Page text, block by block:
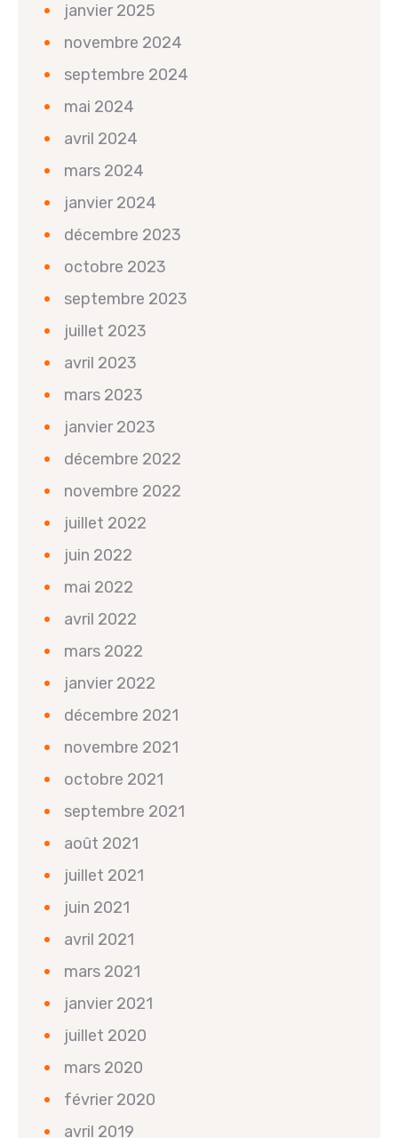
janvier 2025
novembre 2024
septembre 2024
mai 2024
avril 2024
mars 2024
janvier 2024
décembre 2023
octobre 2023
septembre 2023
juillet 2023
avril 2023
mars 2023
janvier 2023
décembre 2022
novembre 2022
juillet 2022
juin 2022
mai 2022
avril 2022
mars 2022
janvier 2022
décembre 2021
novembre 2021
octobre 2021
septembre 2021
août 2021
juillet 2021
juin 2021
avril 2021
mars 2021
janvier 2021
juillet 2020
mars 2020
février 2020
avril 2019